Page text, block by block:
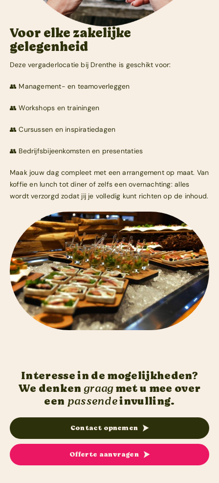
Voor elke zakelijke
gelegenheid
Deze vergaderlocatie bij Drenthe is geschikt voor:
👥 Management- en teamoverleggen
👥 Workshops en trainingen
👥 Cursussen en inspiratiedagen
👥 Bedrijfsbijeenkomsten en presentaties
Maak jouw dag compleet met een arrangement op maat. Van
koffie en lunch tot diner of zelfs een overnachting: alles
wordt verzorgd zodat jij je volledig kunt richten op de inhoud.
Interesse in de mogelijkheden?
We denkengraagmet u mee over
een passendeinvulling.
Contact opnemen
Offerte aanvragen